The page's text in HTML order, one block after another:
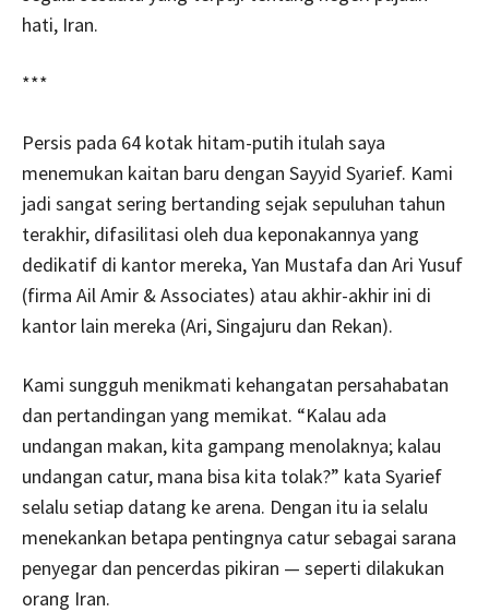
hati, Iran.
***
Persis pada 64 kotak hitam-putih itulah saya
menemukan kaitan baru dengan Sayyid Syarief. Kami
jadi sangat sering bertanding sejak sepuluhan tahun
terakhir, difasilitasi oleh dua keponakannya yang
dedikatif di kantor mereka, Yan Mustafa dan Ari Yusuf
(firma Ail Amir & Associates) atau akhir-akhir ini di
kantor lain mereka (Ari, Singajuru dan Rekan).
Kami sungguh menikmati kehangatan persahabatan
dan pertandingan yang memikat. “Kalau ada
undangan makan, kita gampang menolaknya; kalau
undangan catur, mana bisa kita tolak?” kata Syarief
selalu setiap datang ke arena. Dengan itu ia selalu
menekankan betapa pentingnya catur sebagai sarana
penyegar dan pencerdas pikiran — seperti dilakukan
orang Iran.